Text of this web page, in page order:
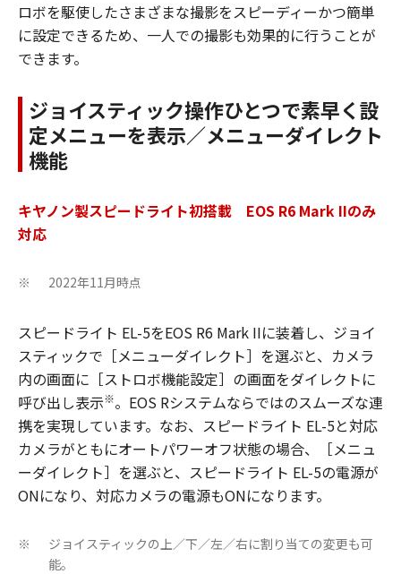
ロボを駆使したさまざまな撮影をスピーディーかつ簡単
に設定できるため、一人での撮影も効果的に行うことが
できます。
ジョイスティック操作ひとつで素早く設
定メニューを表示／メニューダイレクト
機能
キヤノン製スピードライト初搭載 EOS R6 Mark IIのみ
対応
※ 2022年11月時点
スピードライト EL-5をEOS R6 Mark IIに装着し、ジョイ
スティックで［メニューダイレクト］を選ぶと、カメラ
内の画面に［ストロボ機能設定］の画面をダイレクトに
呼び出し表示※。EOS Rシステムならではのスムーズな連
携を実現しています。なお、スピードライト EL-5と対応
カメラがともにオートパワーオフ状態の場合、［メニュ
ーダイレクト］を選ぶと、スピードライト EL-5の電源が
ONになり、対応カメラの電源もONになります。
※
ジョイスティックの上／下／左／右に割り当ての変更も可
能。